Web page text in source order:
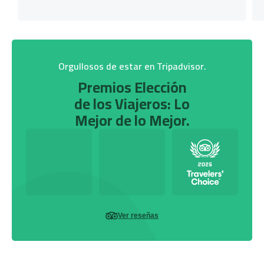
Orgullosos de estar en Tripadvisor.
Premios Elección
de los Viajeros: Lo
Mejor de lo Mejor.
Ver reseñas